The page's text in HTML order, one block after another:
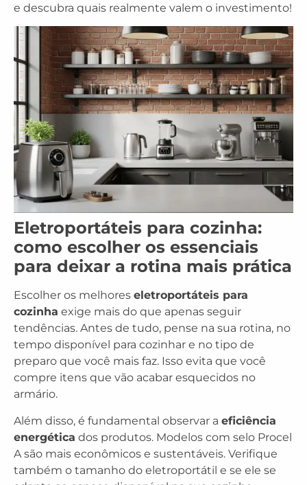
e descubra quais realmente valem o investimento!
Eletroportáteis para cozinha:
como escolher os essenciais
para deixar a rotina mais prática
Escolher os melhores eletroportáteis para
cozinha exige mais do que apenas seguir
tendências. Antes de tudo, pense na sua rotina, no
tempo disponível para cozinhar e no tipo de
preparo que você mais faz. Isso evita que você
compre itens que vão acabar esquecidos no
armário.
Além disso, é fundamental observar a eficiência
energética dos produtos. Modelos com selo Procel
A são mais econômicos e sustentáveis. Verifique
também o tamanho do eletroportátil e se ele se